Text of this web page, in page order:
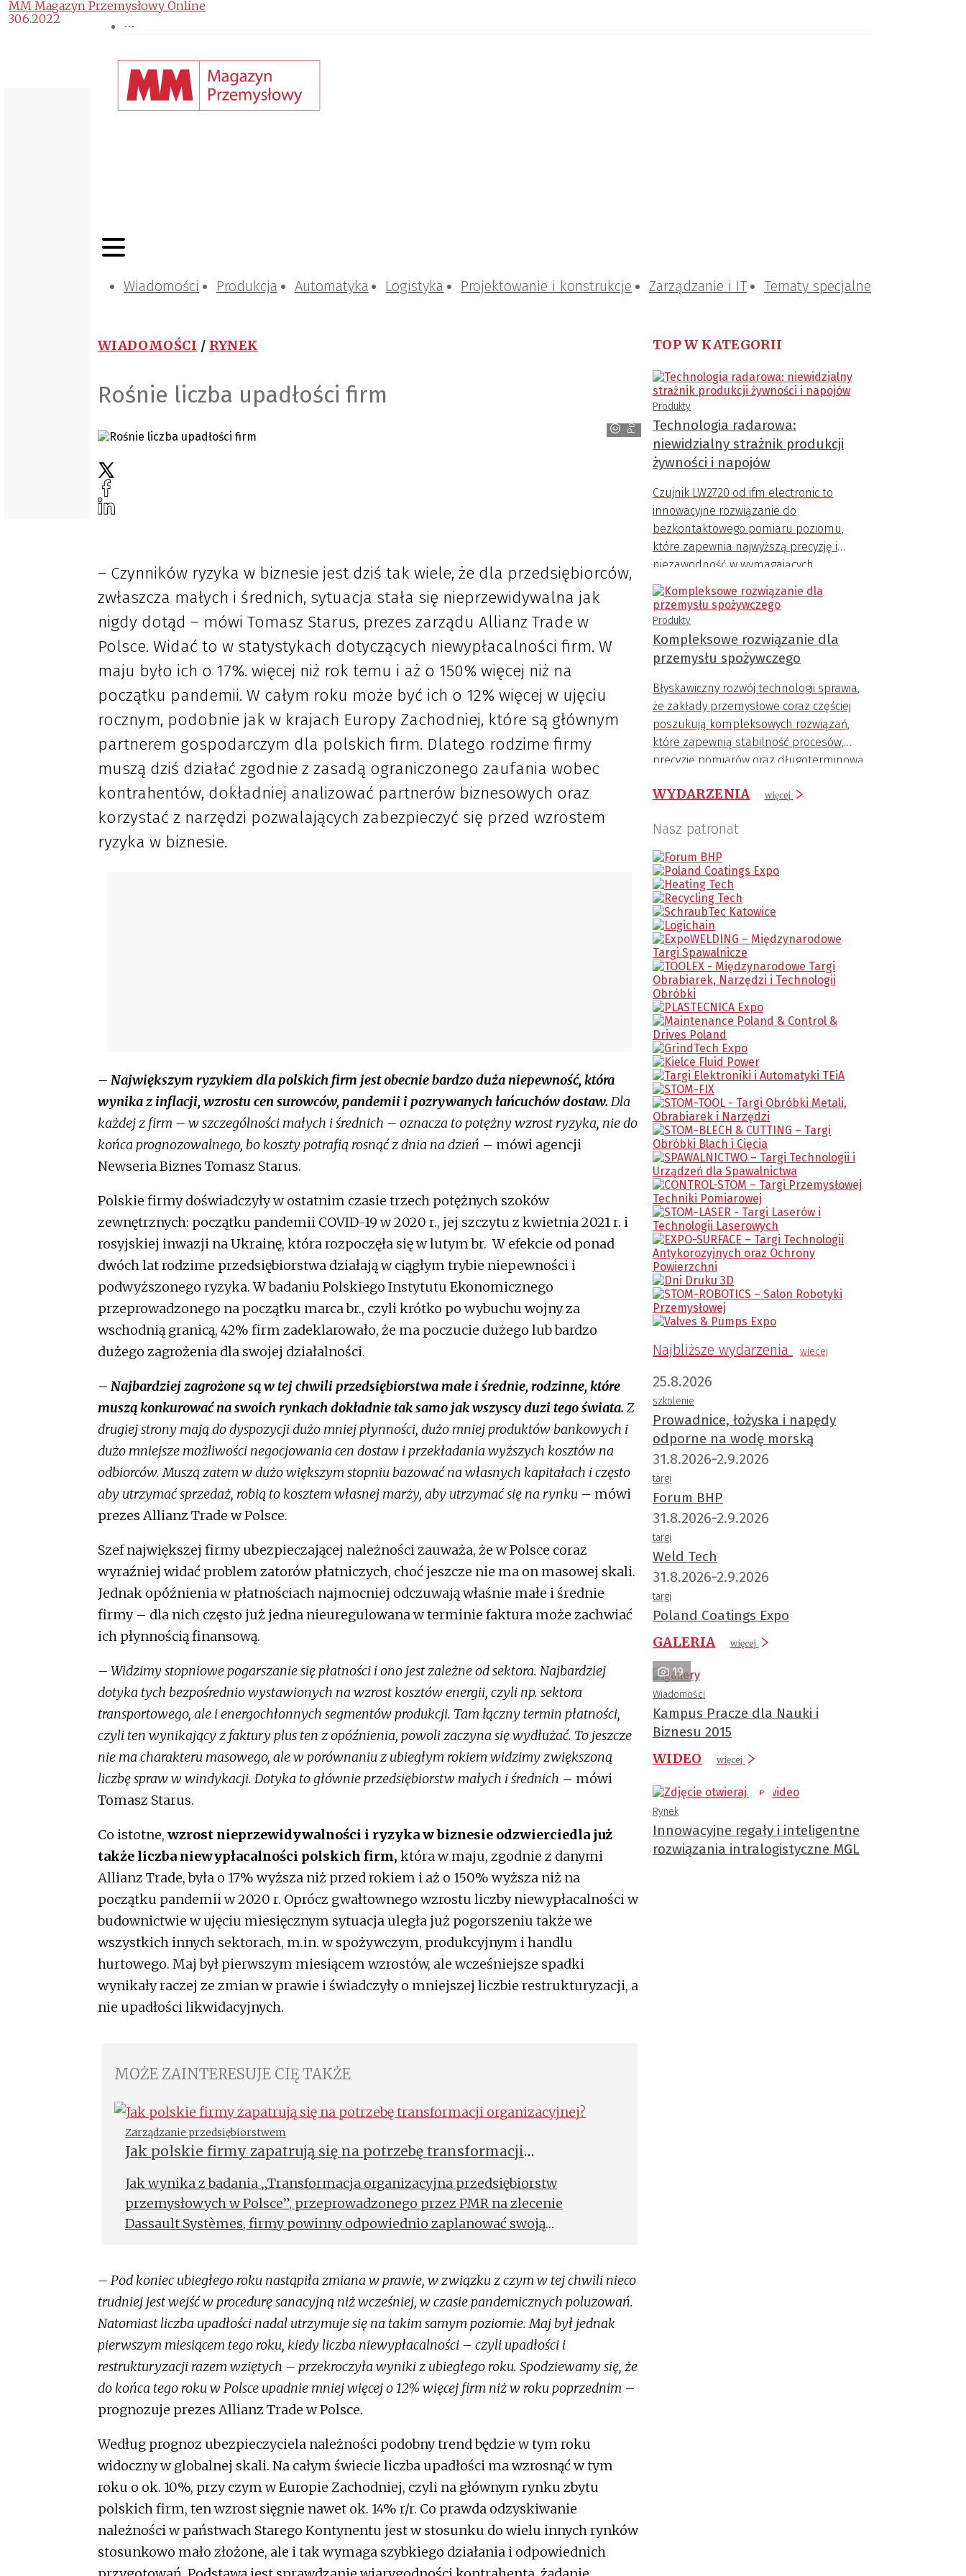
Wiadomości Produkcja Automatyka Logistyka Projektowanie i konstrukcje Zarządzanie i IT Tematy specjalne
WIADOMOŚCI / RYNEK
Rośnie liczba upadłości firm
Pixabay
MM Magazyn Przemysłowy Online
30.6.2022
– Czynników ryzyka w biznesie jest dziś tak wiele, że dla przedsiębiorców,
zwłaszcza małych i średnich, sytuacja stała się nieprzewidywalna jak
nigdy dotąd – mówi Tomasz Starus, prezes zarządu Allianz Trade w
Polsce. Widać to w statystykach dotyczących niewypłacalności firm. W
maju było ich o 17%. więcej niż rok temu i aż o 150% więcej niż na
początku pandemii. W całym roku może być ich o 12% więcej w ujęciu
rocznym, podobnie jak w krajach Europy Zachodniej, które są głównym
partnerem gospodarczym dla polskich firm. Dlatego rodzime firmy
muszą dziś działać zgodnie z zasadą ograniczonego zaufania wobec
kontrahentów, dokładniej analizować partnerów biznesowych oraz
korzystać z narzędzi pozwalających zabezpieczyć się przed wzrostem
ryzyka w biznesie.
– Największym ryzykiem dla polskich firm jest obecnie bardzo duża niepewność, która
wynika z inflacji, wzrostu cen surowców, pandemii i pozrywanych łańcuchów dostaw. Dla
każdej z firm – w szczególności małych i średnich – oznacza to potężny wzrost ryzyka, nie do
końca prognozowalnego, bo koszty potrafią rosnąć z dnia na dzień – mówi agencji
Newseria Biznes Tomasz Starus.
Polskie firmy doświadczyły w ostatnim czasie trzech potężnych szoków
zewnętrznych: początku pandemii COVID-19 w 2020 r., jej szczytu z kwietnia 2021 r. i
rosyjskiej inwazji na Ukrainę, która rozpoczęła się w lutym br. W efekcie od ponad
dwóch lat rodzime przedsiębiorstwa działają w ciągłym trybie niepewności i
podwyższonego ryzyka. W badaniu Polskiego Instytutu Ekonomicznego
przeprowadzonego na początku marca br., czyli krótko po wybuchu wojny za
wschodnią granicą, 42% firm zadeklarowało, że ma poczucie dużego lub bardzo
dużego zagrożenia dla swojej działalności.
– Najbardziej zagrożone są w tej chwili przedsiębiorstwa małe i średnie, rodzinne, które
muszą konkurować na swoich rynkach dokładnie tak samo jak wszyscy duzi tego świata. Z
drugiej strony mają do dyspozycji dużo mniej płynności, dużo mniej produktów bankowych i
dużo mniejsze możliwości negocjowania cen dostaw i przekładania wyższych kosztów na
odbiorców. Muszą zatem w dużo większym stopniu bazować na własnych kapitałach i często
aby utrzymać sprzedaż, robią to kosztem własnej marży, aby utrzymać się na rynku – mówi
prezes Allianz Trade w Polsce.
Szef największej firmy ubezpieczającej należności zauważa, że w Polsce coraz
wyraźniej widać problem zatorów płatniczych, choć jeszcze nie ma on masowej skali.
Jednak opóźnienia w płatnościach najmocniej odczuwają właśnie małe i średnie
firmy – dla nich często już jedna nieuregulowana w terminie faktura może zachwiać
ich płynnością finansową.
– Widzimy stopniowe pogarszanie się płatności i ono jest zależne od sektora. Najbardziej
dotyka tych bezpośrednio wystawionych na wzrost kosztów energii, czyli np. sektora
transportowego, ale i energochłonnych segmentów produkcji. Tam łączny termin płatności,
czyli ten wynikający z faktury plus ten z opóźnienia, powoli zaczyna się wydłużać. To jeszcze
nie ma charakteru masowego, ale w porównaniu z ubiegłym rokiem widzimy zwiększoną
liczbę spraw w windykacji. Dotyka to głównie przedsiębiorstw małych i średnich – mówi
Tomasz Starus.
Co istotne, wzrost nieprzewidywalności i ryzyka w biznesie odzwierciedla już
także liczba niewypłacalności polskich firm, która w maju, zgodnie z danymi
Allianz Trade, była o 17% wyższa niż przed rokiem i aż o 150% wyższa niż na
początku pandemii w 2020 r. Oprócz gwałtownego wzrostu liczby niewypłacalności w
budownictwie w ujęciu miesięcznym sytuacja uległa już pogorszeniu także we
wszystkich innych sektorach, m.in. w spożywczym, produkcyjnym i handlu
hurtowego. Maj był pierwszym miesiącem wzrostów, ale wcześniejsze spadki
wynikały raczej ze zmian w prawie i świadczyły o mniejszej liczbie restrukturyzacji, a
nie upadłości likwidacyjnych.
MOŻE ZAINTERESUJE CIĘ TAKŻE
Zarządzanie przedsiębiorstwem
Jak polskie firmy zapatrują się na potrzebę transformacji
Jak wynika z badania „Transformacja organizacyjna przedsiębiorstw
przemysłowych w Polsce”, przeprowadzonego przez PMR na zlecenie
Dassault Systèmes, firmy powinny odpowiednio zaplanować swoją
– Pod koniec ubiegłego roku nastąpiła zmiana w prawie, w związku z czym w tej chwili nieco
trudniej jest wejść w procedurę sanacyjną niż wcześniej, w czasie pandemicznych poluzowań.
Natomiast liczba upadłości nadal utrzymuje się na takim samym poziomie. Maj był jednak
pierwszym miesiącem tego roku, kiedy liczba niewypłacalności – czyli upadłości i
restrukturyzacji razem wziętych – przekroczyła wyniki z ubiegłego roku. Spodziewamy się, że
do końca tego roku w Polsce upadnie mniej więcej o 12% więcej firm niż w roku poprzednim –
prognozuje prezes Allianz Trade w Polsce.
Według prognoz ubezpieczyciela należności podobny trend będzie w tym roku
widoczny w globalnej skali. Na całym świecie liczba upadłości ma wzrosnąć w tym
roku o ok. 10%, przy czym w Europie Zachodniej, czyli na głównym rynku zbytu
polskich firm, ten wzrost sięgnie nawet ok. 14% r/r. Co prawda odzyskiwanie
należności w państwach Starego Kontynentu jest w stosunku do wielu innych rynków
stosunkowo mało złożone, ale i tak wymaga szybkiego działania i odpowiednich
TOP W KATEGORII
Produkty
Technologia radarowa:
niewidzialny strażnik produkcji
żywności i napojów
Czujnik LW2720 od ifm electronic to
innowacyjne rozwiązanie do
bezkontaktowego pomiaru poziomu,
które zapewnia najwyższą precyzję i
niezawodność w wymagających
warunkach przemysłowych.
Produkty
Kompleksowe rozwiązanie dla
przemysłu spożywczego
Błyskawiczny rozwój technologii sprawia,
że zakłady przemysłowe coraz częściej
poszukują kompleksowych rozwiązań,
które zapewnią stabilność procesów,
precyzję pomiarów oraz długoterminową
WYDARZENIA więcej
Nasz patronat
Najbliższe wydarzenia wiecej
25.8.2026
szkolenie
Prowadnice, łożyska i napędy
odporne na wodę morską
31.8.2026-2.9.2026
targi
Forum BHP
31.8.2026-2.9.2026
targi
Weld Tech
31.8.2026-2.9.2026
targi
Poland Coatings Expo
GALERIA
więcej
19
Wiadomości
Kampus Pracze dla Nauki i
Biznesu 2015
WIDEO
więcej
Rynek
Innowacyjne regały i inteligentne
rozwiązania intralogistyczne MGL